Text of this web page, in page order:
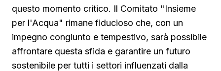
questo momento critico. Il Comitato "Insieme
per l'Acqua" rimane fiducioso che, con un
impegno congiunto e tempestivo, sarà possibile
affrontare questa sfida e garantire un futuro
sostenibile per tutti i settori influenzati dalla